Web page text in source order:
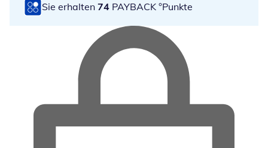
Sie erhalten 74 PAYBACK °Punkte